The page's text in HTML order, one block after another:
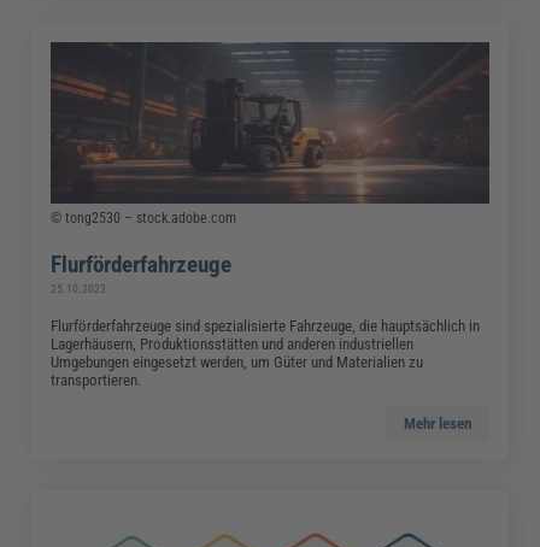
© tong2530 – stock.adobe.com
Flurförderfahrzeuge
25.10.2023
Flurförderfahrzeuge sind spezialisierte Fahrzeuge, die hauptsächlich in
Lagerhäusern, Produktionsstätten und anderen industriellen
Umgebungen eingesetzt werden, um Güter und Materialien zu
transportieren.
Mehr lesen